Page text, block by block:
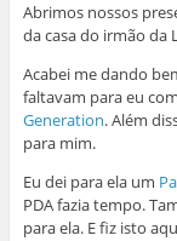
Abrimos nossos
da casa do irmão da
Acabei me dando
faltavam para eu
Generation. Além
para mim.
Eu dei para ela um
PDA fazia tempo.
para ela. E fiz isto